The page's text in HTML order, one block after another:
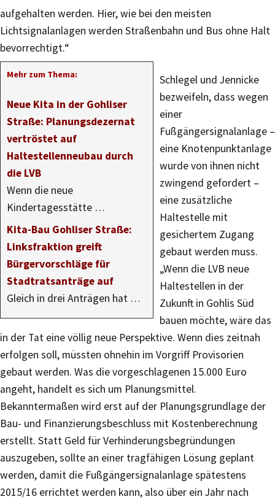
aufgehalten werden. Hier, wie bei den meisten
Lichtsignalanlagen werden Straßenbahn und Bus ohne Halt
bevorrechtigt.“
Mehr zum Thema:
Neue Kita in der Gohliser
Straße: Planungsdezernat
vertröstet auf
Haltestellenneubau durch
die LVB
Wenn die neue
Kindertagesstätte …
Kita-Bau Gohliser Straße:
Linksfraktion greift
Bürgervorschläge für
Stadtratsanträge auf
Gleich in drei Anträgen hat …
Schlegel und Jennicke
bezweifeln, dass wegen
einer
Fußgängersignalanlage –
eine Knotenpunktanlage
wurde von ihnen nicht
zwingend gefordert –
eine zusätzliche
Haltestelle mit
gesichertem Zugang
gebaut werden muss.
„Wenn die LVB neue
Haltestellen in der
Zukunft in Gohlis Süd
bauen möchte, wäre das
in der Tat eine völlig neue Perspektive. Wenn dies zeitnah
erfolgen soll, müssten ohnehin im Vorgriff Provisorien
gebaut werden. Was die vorgeschlagenen 15.000 Euro
angeht, handelt es sich um Planungsmittel.
Bekanntermaßen wird erst auf der Planungsgrundlage der
Bau- und Finanzierungsbeschluss mit Kostenberechnung
erstellt. Statt Geld für Verhinderungsbegründungen
auszugeben, sollte an einer tragfähigen Lösung geplant
werden, damit die Fußgängersignalanlage spätestens
2015/16 errichtet werden kann, also über ein Jahr nach